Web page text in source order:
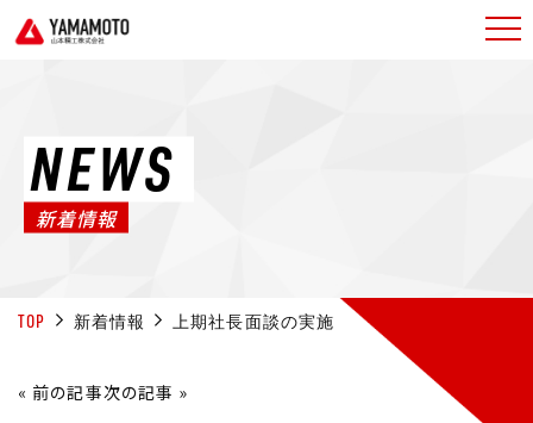
NEWS
新着情報
TOP 新着情報 上期社長面談の実施
« 前の記事次の記事 »